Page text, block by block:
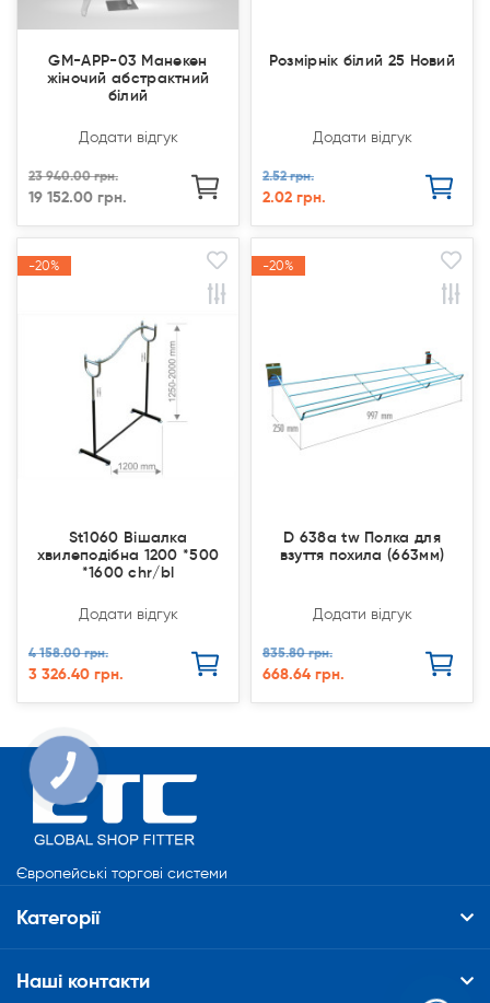
GM-APP-03 Манекен
жіночий абстрактний
білий
Додати відгук
23 940.00 грн.
19 152.00 грн.
Розмірнік білий 25 Новий
Додати відгук
2.52 грн.
2.02 грн.
-20%
-20%
St1060 Вішалка
хвилеподібна 1200 *500
*1600 chr/bl
Додати відгук
4 158.00 грн.
3 326.40 грн.
-20%
-20%
D 638a tw Полка для
взуття похила (663мм)
Додати відгук
835.80 грн.
668.64 грн.
Європейські торгові системи
Категорії
Наші контакти
КНОПКА
СВЯЗИ